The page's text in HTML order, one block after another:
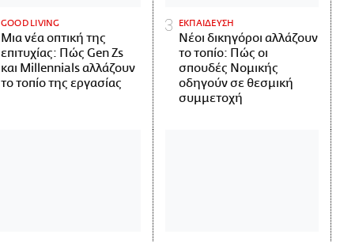
GOOD LIVING
Μια νέα οπτική της
επιτυχίας: Πώς Gen Zs
και Millennials αλλάζουν
το τοπίο της εργασίας
ΕΚΠΑΙΔΕΥΣΗ
Νέοι δικηγόροι αλλάζουν
το τοπίο: Πώς οι
σπουδές Νομικής
οδηγούν σε θεσμική
συμμετοχή